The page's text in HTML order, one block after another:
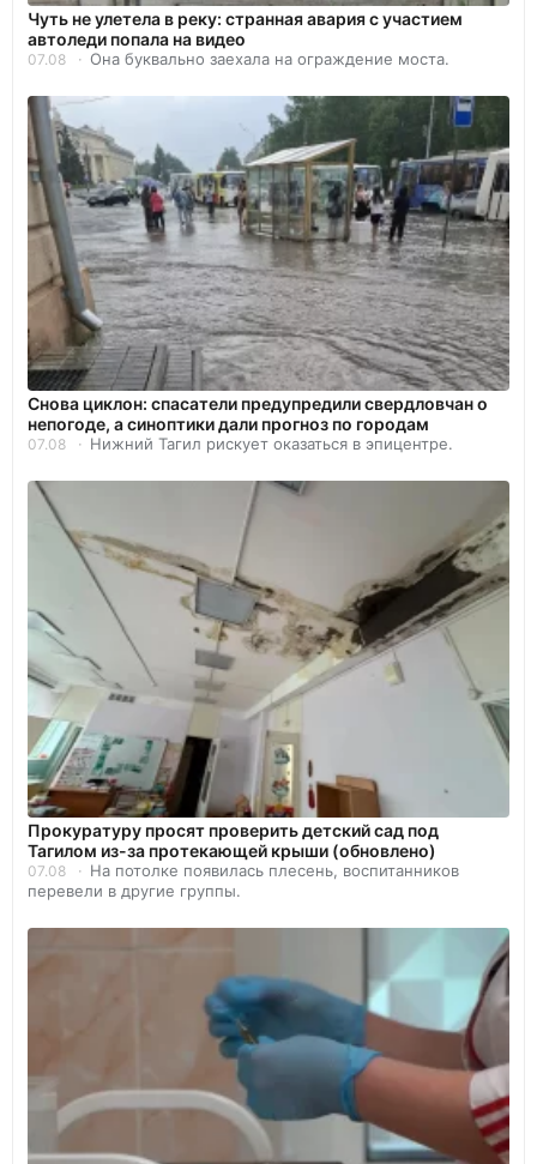
Чуть не улетела в реку: странная авария с участием
автоледи попала на видео
07.08 Она буквально заехала на ограждение моста.
Снова циклон: спасатели предупредили свердловчан о
непогоде, а синоптики дали прогноз по городам
07.08 Нижний Тагил рискует оказаться в эпицентре.
Прокуратуру просят проверить детский сад под
Тагилом из-за протекающей крыши (обновлено)
07.08
На потолке появилась плесень, воспитанников
перевели в другие группы.